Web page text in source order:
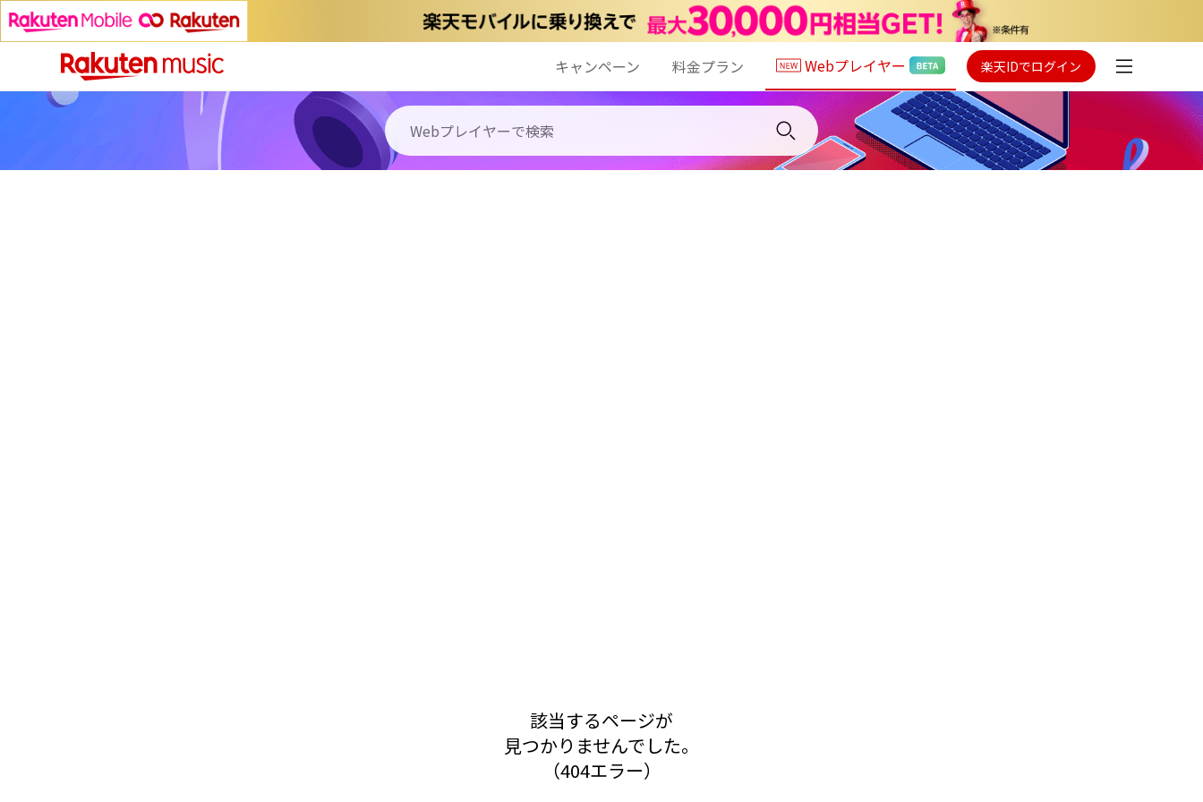
キャンペーン 料金プラン Webプレイヤー 楽天IDでログイン
該当するページが
見つかりませんでした。
（404エラー）